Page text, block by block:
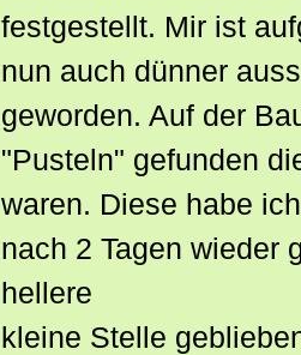
festgestellt. Mir ist
nun auch dünner
geworden. Auf der
"Pusteln" gefunden
waren. Diese habe
nach 2 Tagen wieder
hellere
kleine Stelle